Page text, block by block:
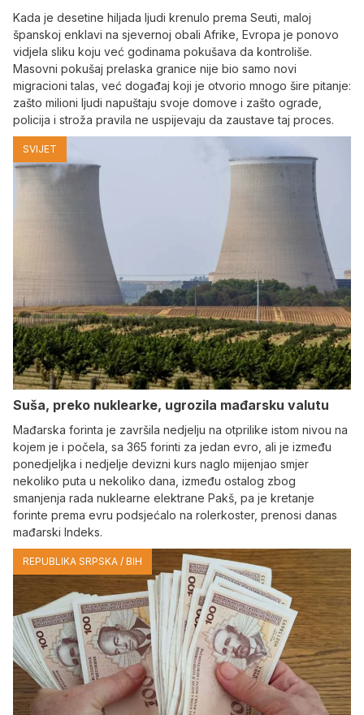
Kada je desetine hiljada ljudi krenulo prema Seuti, maloj
španskoj enklavi na sjevernoj obali Afrike, Evropa je ponovo
vidjela sliku koju već godinama pokušava da kontroliše.
Masovni pokušaj prelaska granice nije bio samo novi
migracioni talas, već događaj koji je otvorio mnogo šire pitanje:
zašto milioni ljudi napuštaju svoje domove i zašto ograde,
policija i stroža pravila ne uspijevaju da zaustave taj proces.
SVIJET
Suša, preko nuklearke, ugrozila mađarsku valutu
Mađarska forinta je završila nedjelju na otprilike istom nivou na
kojem je i počela, sa 365 forinti za jedan evro, ali je između
ponedjeljka i nedjelje devizni kurs naglo mijenjao smjer
nekoliko puta u nekoliko dana, između ostalog zbog
smanjenja rada nuklearne elektrane Pakš, pa je kretanje
forinte prema evru podsjećalo na rolerkoster, prenosi danas
mađarski Indeks.
REPUBLIKA SRPSKA / BIH